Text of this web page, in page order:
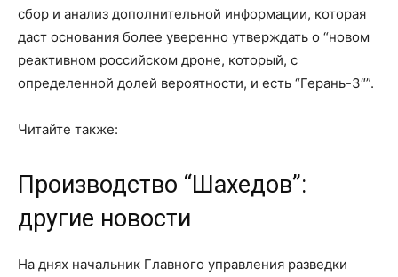
сбор и анализ дополнительной информации, которая
даст основания более уверенно утверждать о “новом
реактивном российском дроне, который, с
определенной долей вероятности, и есть “Герань-3″”.
Читайте также:
Производство “Шахедов”:
другие новости
На днях начальник Главного управления разведки